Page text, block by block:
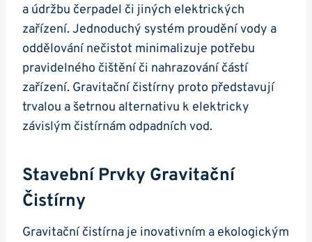
a údržbu čerpadel či jiných elektrických
zařízení. Jednoduchý systém proudění vody a
oddělování nečistot minimalizuje potřebu
pravidelného čištění či nahrazování částí
zařízení. Gravitační čistírny proto představují
trvalou a šetrnou alternativu k elektricky
závislým čistírnám odpadních vod.
Stavební Prvky Gravitační
Čistírny
Gravitační čistírna je inovativním a ekologickým